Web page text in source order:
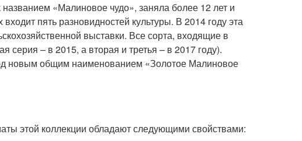
«Малиновое чудо», заняла более 12 лет и
пять разновидностей культуры. В 2014 году эта
выставки. Все сорта, входящие в
серия – в 2015, а вторая и третья – в 2017 году).
новым общим наименованием «Золотое Малиновое
этой коллекции обладают следующими свойствами: